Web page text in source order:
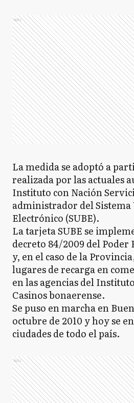
Ads
La medida se adoptó a
realizada por las actuales
Instituto con Nación
administrador del Sistema
Electrónico (SUBE).
La tarjeta SUBE se
decreto 84/2009 del
y, en el caso de la
lugares de recarga en
en las agencias del
Casinos bonaerense.
Se puso en marcha en
octubre de 2010 y hoy se
ciudades de todo el país.
Ads